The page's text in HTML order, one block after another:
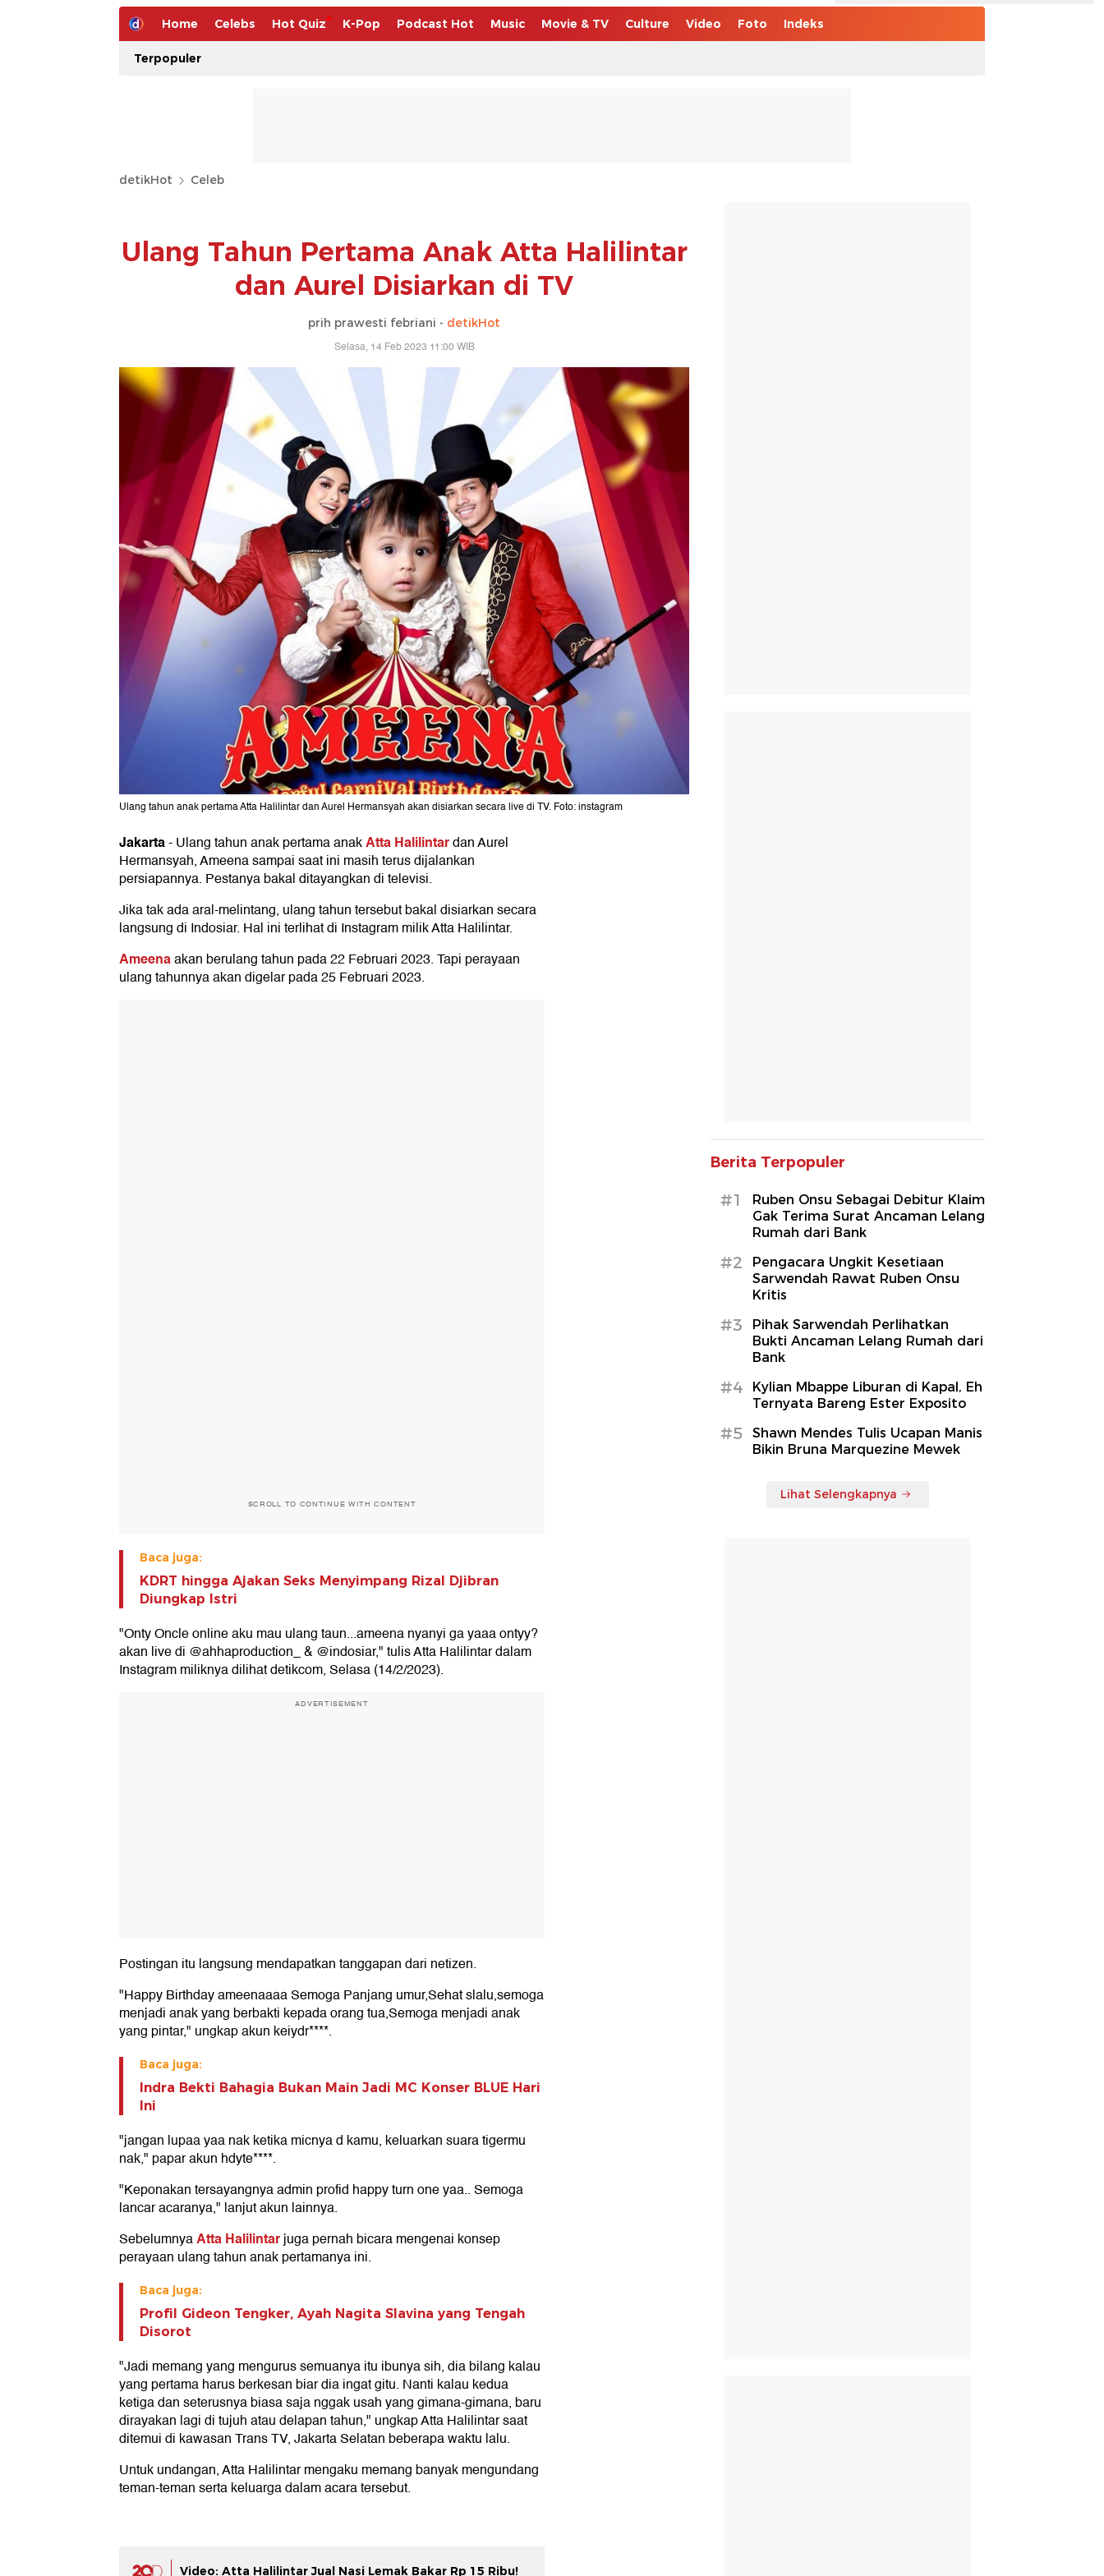
Home Celebs Hot Quiz K-Pop Podcast Hot Music Movie & TV Culture Video Foto Indeks
Terpopuler
detikHot Celeb
Ulang Tahun Pertama Anak Atta Halilintar
dan Aurel Disiarkan di TV
prih prawesti febriani - detikHot
Selasa, 14 Feb 2023 11:00 WIB
Ulang tahun anak pertama Atta Halilintar dan Aurel Hermansyah akan disiarkan secara live di TV. Foto: instagram
Jakarta-Ulang tahun anak pertama anakAtta Halilintardan Aurel
Hermansyah, Ameena sampai saat ini masih terus dijalankan
persiapannya. Pestanya bakal ditayangkan di televisi.
Jika tak ada aral-melintang, ulang tahun tersebut bakal disiarkan secara
langsung di Indosiar. Hal ini terlihat di Instagram milik Atta Halilintar.
Ameenaakan berulang tahun pada 22 Februari 2023. Tapi perayaan
ulang tahunnya akan digelar pada 25 Februari 2023.
SCROLL TO CONTINUE WITH CONTENT
Baca juga:
KDRT hingga Ajakan Seks Menyimpang Rizal Djibran
Diungkap Istri
"Onty Oncle online aku mau ulang taun...ameena nyanyi ga yaaa ontyy?
akan live di @ahhaproduction_ & @indosiar," tulis Atta Halilintar dalam
Instagram miliknya dilihat detikcom, Selasa (14/2/2023).
ADVERTISEMENT
Postingan itu langsung mendapatkan tanggapan dari netizen.
"Happy Birthday ameenaaaa Semoga Panjang umur,Sehat slalu,semoga
menjadi anak yang berbakti kepada orang tua,Semoga menjadi anak
yang pintar," ungkap akun keiydr****.
Baca juga:
Indra Bekti Bahagia Bukan Main Jadi MC Konser BLUE Hari
Ini
"jangan lupaa yaa nak ketika micnya d kamu, keluarkan suara tigermu
nak," papar akun hdyte****.
"Keponakan tersayangnya admin profid happy turn one yaa.. Semoga
lancar acaranya," lanjut akun lainnya.
SebelumnyaAtta Halilintarjuga pernah bicara mengenai konsep
perayaan ulang tahun anak pertamanya ini.
Baca juga:
Profil Gideon Tengker, Ayah Nagita Slavina yang Tengah
Disorot
"Jadi memang yang mengurus semuanya itu ibunya sih, dia bilang kalau
yang pertama harus berkesan biar dia ingat gitu. Nanti kalau kedua
ketiga dan seterusnya biasa saja nggak usah yang gimana-gimana, baru
dirayakan lagi di tujuh atau delapan tahun," ungkap Atta Halilintar saat
ditemui di kawasan Trans TV, Jakarta Selatan beberapa waktu lalu.
Untuk undangan, Atta Halilintar mengaku memang banyak mengundang
teman-teman serta keluarga dalam acara tersebut.
Video: Atta Halilintar Jual Nasi Lemak Bakar Rp 15 Ribu!
Berita Terpopuler
#1
Ruben Onsu Sebagai Debitur Klaim
Gak Terima Surat Ancaman Lelang
Rumah dari Bank
#2
Pengacara Ungkit Kesetiaan
Sarwendah Rawat Ruben Onsu
Kritis
#3
Pihak Sarwendah Perlihatkan
Bukti Ancaman Lelang Rumah dari
Bank
#4
Kylian Mbappe Liburan di Kapal, Eh
Ternyata Bareng Ester Exposito
#5
Shawn Mendes Tulis Ucapan Manis
Bikin Bruna Marquezine Mewek
Lihat Selengkapnya